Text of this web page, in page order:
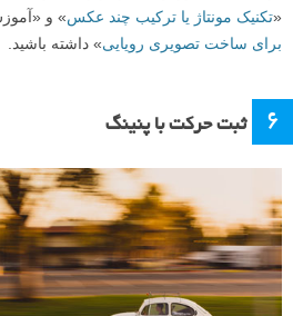
«تکنیک مونتاژ یا ترکیب چند عکس» و
برای ساخت تصویری رویایی» داشته باشید.
۶ ثبت حرکت با پنینگ